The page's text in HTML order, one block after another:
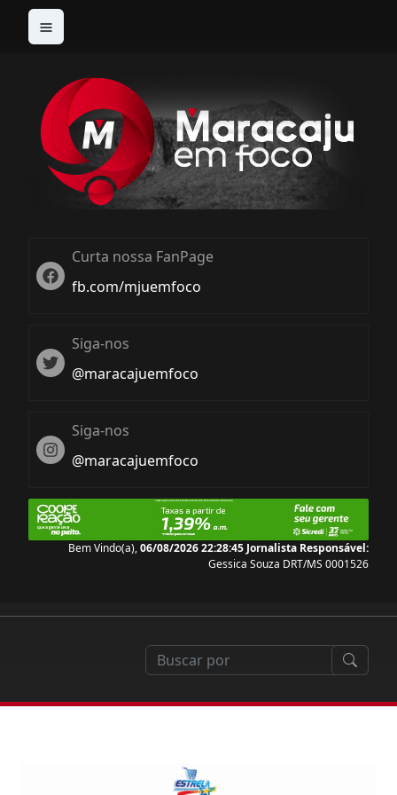
Twitter
Curta nossa FanPage
fb.com/mjuemfoco
Twiter
Siga-nos
@maracajuemfoco
Instagram
Siga-nos
@maracajuemfoco
Bem Vindo(a),06/08/2026 22:28:45Jornalista Responsável:
Gessica Souza DRT/MS 0001526
em drones cresce 146% em Mato